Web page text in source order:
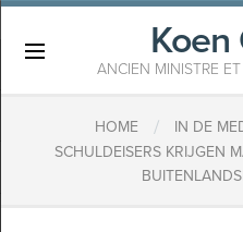
Koen
ANCIEN MINISTRE
HOME / IN DE
SCHULDEISERS KRIJGEN